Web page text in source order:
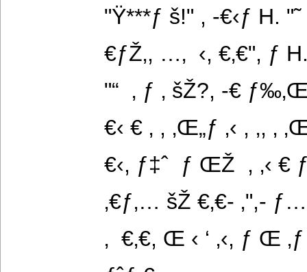
"Ÿ***ƒ š!" , -€‹ƒ H. "˜
€ƒŽ‚, …‚  ‹, €‚€", ƒ
"“  ‚ ƒ ‚ šŽ?, -€
€‹ € ‚ , ‚Œ„ƒ ‚‹ , ‚, ‚
€‹, ƒ‡ˆ  ƒ ŒŽ  , ‚‹ € ƒ
‚€ƒ‚… šŽ €‚€- ‚",-
‚  €‚€, Œ ‹ ‘ ‚‹, ƒ Œ